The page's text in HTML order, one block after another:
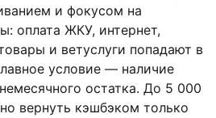
и фокусом на
оплата ЖКУ, интернет,
и ветуслуги попадают в
условие — наличие
остатка. До 5 000
вернуть кэшбэком только